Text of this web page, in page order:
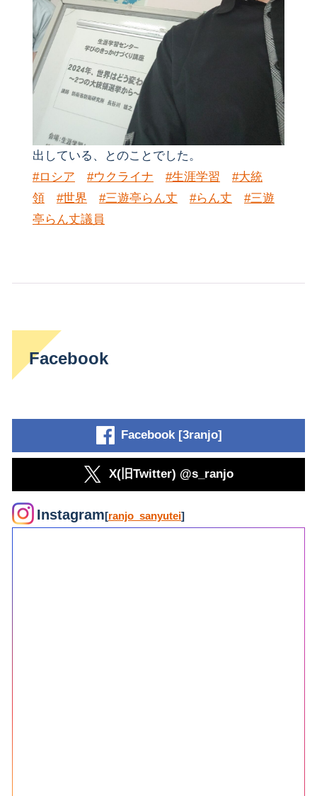
出している、とのことでした。
#ロシア
#ウクライナ #生涯学習
#大統
領
#世界 #三遊亭らん丈 #らん丈
#三遊
亭らん丈議員
Facebook
Facebook [3ranjo]
X(旧Twitter) @s_ranjo
Instagram[ranjo_sanyutei]